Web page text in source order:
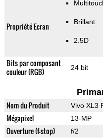
Propriété Ecran Brillant
2.5D
Bits par composant
couleur (RGB)
24 bit
Nom du Produit Vivo XL3
Mégapixel 13-MP
Ouverture (f-stop) f/2